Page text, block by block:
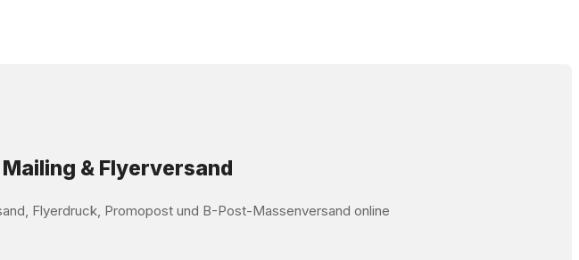
& Flyerversand
Flyerdruck, Promopost und B-Post-Massenversand online